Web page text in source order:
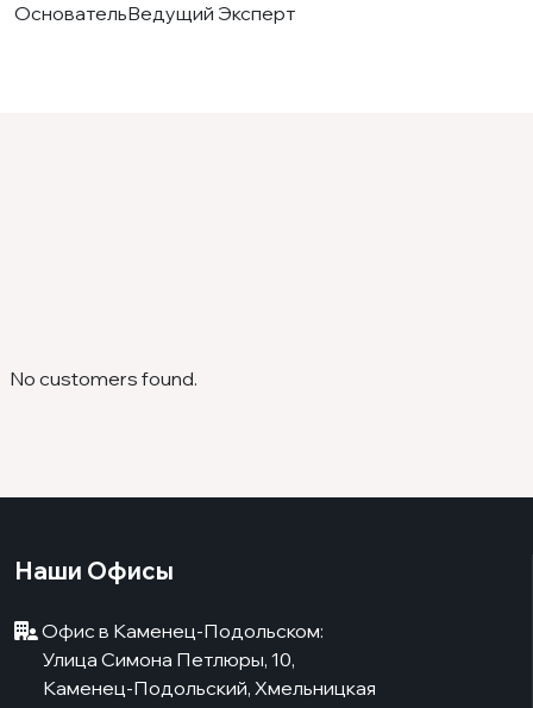
ОсновательВедущий Эксперт
No customers found.
Наши Офисы
Офис в Каменец-Подольском:
Улица Симона Петлюры, 10,
Каменец-Подольский, Хмельницкая